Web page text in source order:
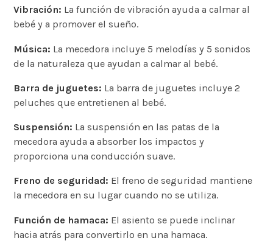
Vibración: La función de vibración ayuda a calmar al
bebé y a promover el sueño.
Música: La mecedora incluye 5 melodías y 5 sonidos
de la naturaleza que ayudan a calmar al bebé.
Barra de juguetes: La barra de juguetes incluye 2
peluches que entretienen al bebé.
Suspensión: La suspensión en las patas de la
mecedora ayuda a absorber los impactos y
proporciona una conducción suave.
Freno de seguridad: El freno de seguridad mantiene
la mecedora en su lugar cuando no se utiliza.
Función de hamaca: El asiento se puede inclinar
hacia atrás para convertirlo en una hamaca.